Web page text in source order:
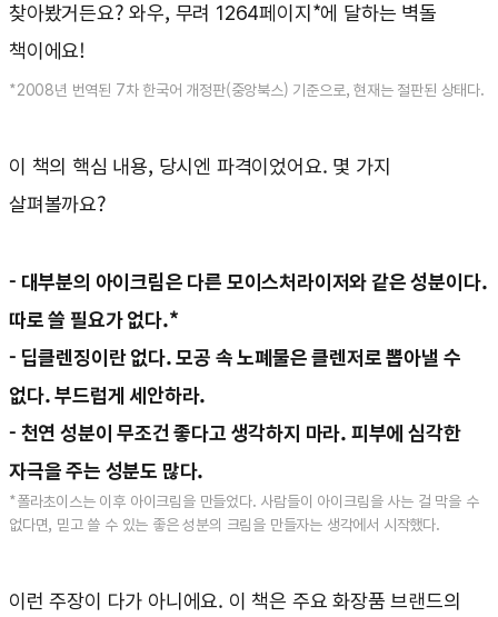
찾아봤거든요? 와우, 무려 1264페이지*에 달하는 벽돌
책이에요!
*2008년 번역된 7차 한국어 개정판(중앙북스) 기준으로, 현재는 절판된 상태다.
이 책의 핵심 내용, 당시엔 파격이었어요. 몇 가지
살펴볼까요?
- 대부분의 아이크림은 다른 모이스처라이저와 같은 성분이다.
따로 쓸 필요가 없다.*
- 딥클렌징이란 없다. 모공 속 노폐물은 클렌저로 뽑아낼 수
없다. 부드럽게 세안하라.
- 천연 성분이 무조건 좋다고 생각하지 마라. 피부에 심각한
자극을 주는 성분도 많다.
*폴라초이스는 이후 아이크림을 만들었다. 사람들이 아이크림을 사는 걸 막을 수
없다면, 믿고 쓸 수 있는 좋은 성분의 크림을 만들자는 생각에서 시작했다.
이런 주장이 다가 아니에요. 이 책은 주요 화장품 브랜드의